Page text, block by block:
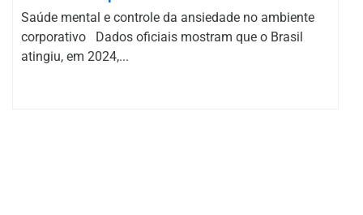
Saúde mental e controle da ansiedade no ambiente
corporativo Dados oficiais mostram que o Brasil
atingiu, em 2024,...